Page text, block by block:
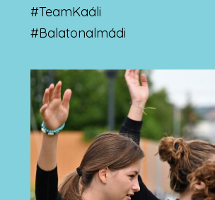
#TeamKaáli
#Balatonalmádi